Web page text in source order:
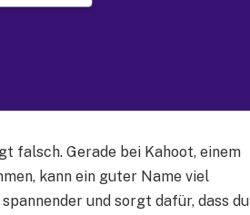
falsch. Gerade bei Kahoot, einem
kann ein guter Name viel
und sorgt dafür, dass du